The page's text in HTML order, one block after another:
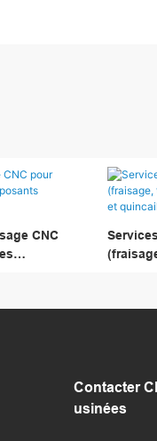
CNC
Contacter
usinées